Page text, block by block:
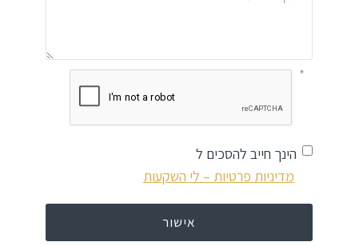
הינך חייב להסכים ל
מדיניות פרטיות – לי השקעות
אישור